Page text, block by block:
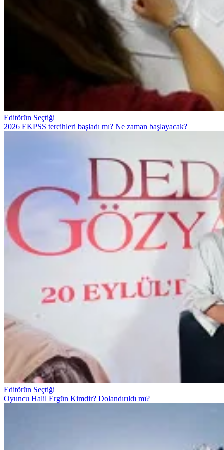
Editörün Seçtiği
2026 EKPSS tercihleri başladı mı? Ne zaman başlayacak?
Editörün Seçtiği
Oyuncu Halil Ergün Kimdir? Dolandırıldı mı?